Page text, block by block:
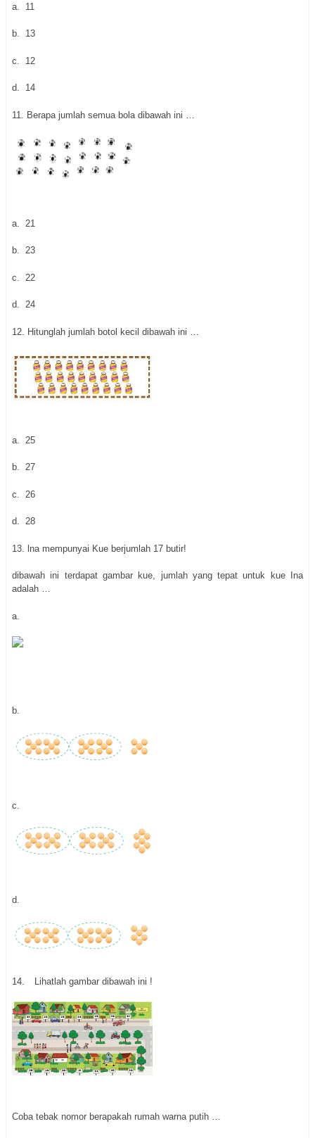
a. 11
b. 13
c. 12
d. 14
11. Berapa jumlah semua bola dibawah ini …
a. 21
b. 23
c. 22
d. 24
12. Hitunglah jumlah botol kecil dibawah ini …
a. 25
b. 27
c. 26
d. 28
13. lna mempunyai Kue berjumlah 17 butir!
dibawah ini terdapat gambar kue, jumlah yang tepat untuk kue Ina
adalah …
a.
b.
c.
d.
14. Lihatlah gambar dibawah ini !
Coba tebak nomor berapakah rumah warna putih …